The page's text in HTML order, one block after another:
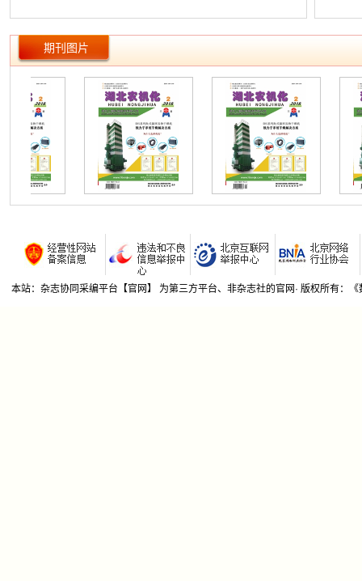
(18)对
“农机
王秋
(25)关
李秋景
(28)论
(30)浅
假晶旭
(32)十
（本网站所公布期刊均为正规刊物，如有侵权，请及
时告知！）
本平台为期刊杂志协同采编平台，本站成立于2015
年，主要从事文化艺术交流、版权代理、期刊信息整理
发布、宣传。非杂志社官网！
本站仅为有实际合作关系的杂志期刊整理信息、快捷
组稿指导和宣传，本站致力于方便广大作者期刊查询、
分类、便捷投稿、在线答疑等。
的，请来函告知，我平台将及时删除！本平台信息来源
于网络公开信息和社里所提供的征稿函。
期刊图片
本站：杂志协同采编平台【官网】 为第三方平台、非杂志社的官网· 版权所有：